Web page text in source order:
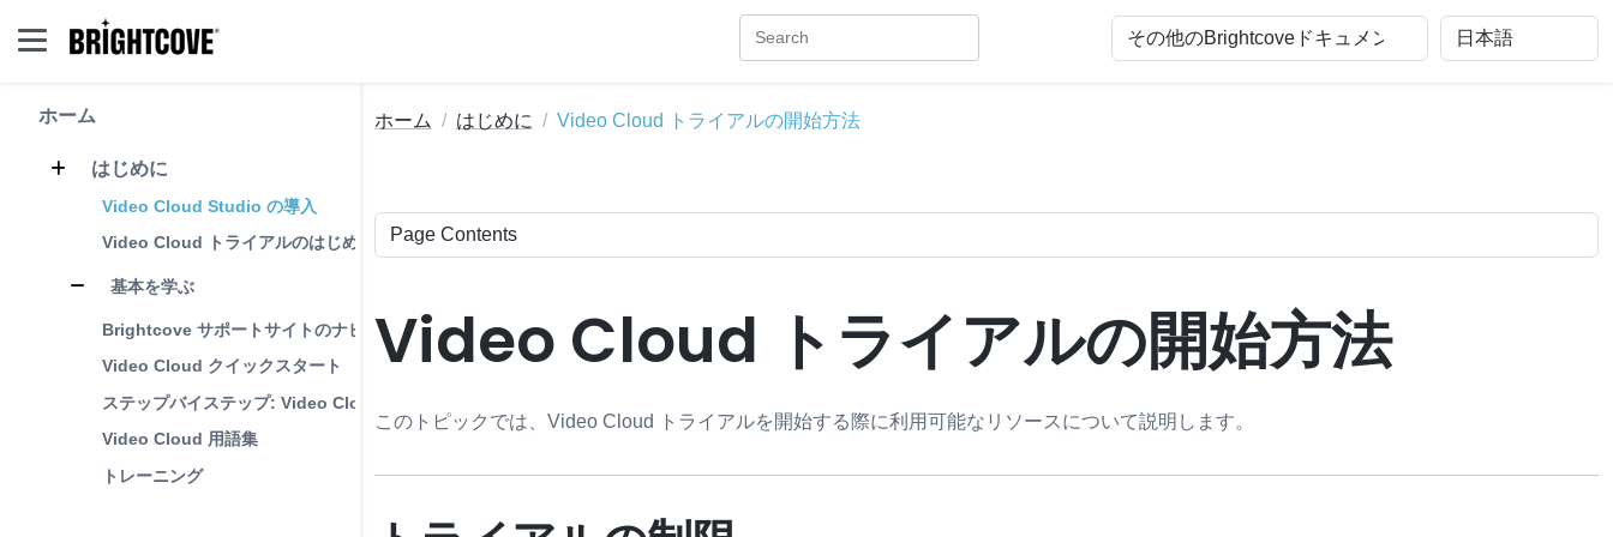
ホーム
はじめに
Video Cloud Studio の導入
Video Cloud トライアルのはじめ方
基本を学ぶ
Brightcove サポートサイトのナビゲーション
Video Cloud クイックスタート
ステップバイステップ: Video Cloud Studio 公開ワークフロー
Video Cloud 用語集
トレーニング
ホーム はじめに Video Cloud トライアルの開始方法
Video Cloud トライアルの開始方法
このトピックでは、Video Cloud トライアルを開始する際に利用可能なリソースについて説明します。